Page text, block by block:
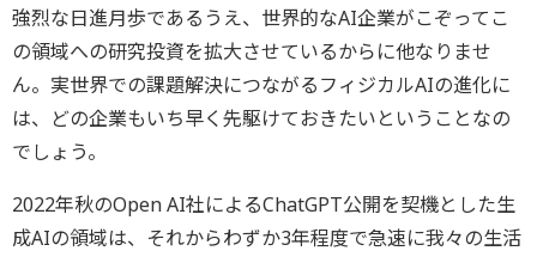
強烈な日進月歩であるうえ、世界的なAI企業がこぞってこ
の領域への研究投資を拡大させているからに他なりませ
ん。実世界での課題解決につながるフィジカルAIの進化に
は、どの企業もいち早く先駆けておきたいということなの
でしょう。
2022年秋のOpen AI社によるChatGPT公開を契機とした生
成AIの領域は、それからわずか3年程度で急速に我々の生活